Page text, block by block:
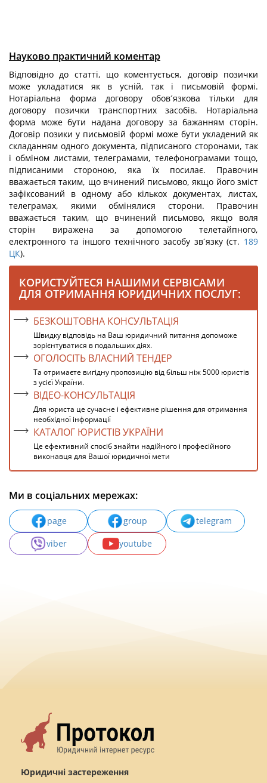
Науково практичний коментар
Відповідно до статті, що коментується, договір позички
може укладатися як в усній, так і письмовій формі.
Нотаріальна форма договору обов´язкова тільки для
договору позички транспортних засобів. Нотаріальна
форма може бути надана договору за бажанням сторін.
Договір позики у письмовій формі може бути укладений як
складанням одного документа, підписаного сторонами, так
і обміном листами, телеграмами, телефонограмами тощо,
підписаними стороною, яка їх посилає. Правочин
вважається таким, що вчинений письмово, якщо його зміст
зафіксований в одному або кількох документах, листах,
телеграмах, якими обмінялися сторони. Правочин
вважається таким, що вчинений письмово, якщо воля
сторін виражена за допомогою телетайпного,
електронного та іншого технічного засобу зв´язку (ст. 189
ЦК).
КОРИСТУЙТЕСЯ НАШИМИ СЕРВІСАМИ
ДЛЯ ОТРИМАННЯ ЮРИДИЧНИХ ПОСЛУГ:
БЕЗКОШТОВНА КОНСУЛЬТАЦІЯ
Швидку відповідь на Ваш юридичний питання допоможе
зорієнтуватися в подальших діях.
ОГОЛОСІТЬ ВЛАСНИЙ ТЕНДЕР
Та отримаєте вигідну пропозицію від більш ніж 5000 юристів
з усієї України.
ВІДЕО-КОНСУЛЬТАЦІЯ
Для юриста це сучасне і ефективне рішення для отримання
необхідної інформації
КАТАЛОГ ЮРИСТІВ УКРАЇНИ
Це ефективний спосіб знайти надійного і професійного
виконавця для Вашої юридичної мети
Ми в соціальних мережах:
page group
telegram
viber
youtube
Юридичні застереження